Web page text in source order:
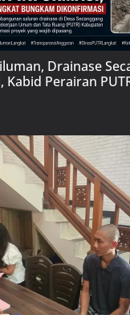
Drainase
Kabid Perairan